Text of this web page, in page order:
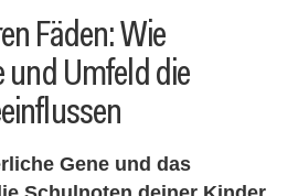
Fäden: Wie
und Umfeld die
Gene und das